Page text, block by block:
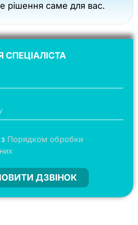
рішення саме для вас.
СПЕЦІАЛІСТА
Порядком обробки
ДЗВІНОК